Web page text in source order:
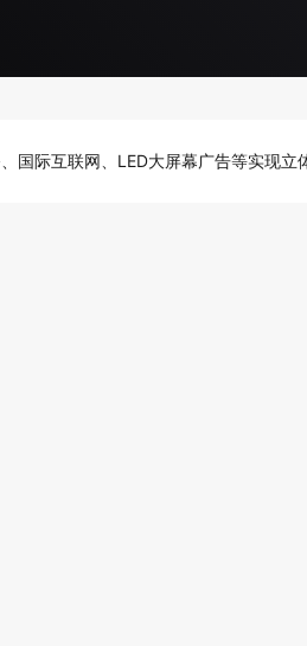
际互联网、LED大屏幕广告等实现立